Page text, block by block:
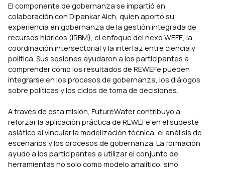
El componente de gobernanza se impartió en
colaboración con Dipankar Aich, quien aportó su
experiencia en gobernanza de la gestión integrada de
recursos hídricos (IRBM), el enfoque del nexo WEFE, la
coordinación intersectorial y la interfaz entre ciencia y
política. Sus sesiones ayudaron a los participantes a
comprender cómo los resultados de REWEFe pueden
integrarse en los procesos de gobernanza, los diálogos
sobre políticas y los ciclos de toma de decisiones.
A través de esta misión, FutureWater contribuyó a
reforzar la aplicación práctica de REWEFe en el sudeste
asiático al vincular la modelización técnica, el análisis de
escenarios y los procesos de gobernanza. La formación
ayudó a los participantes a utilizar el conjunto de
herramientas no solo como modelo analítico, sino